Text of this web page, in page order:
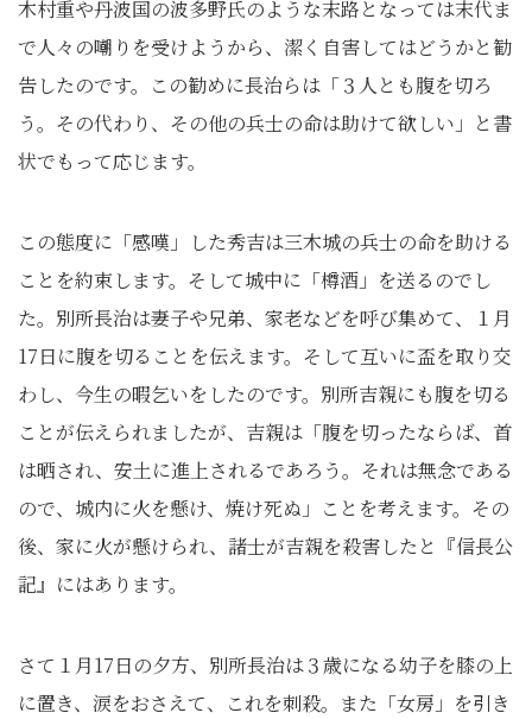
木村重や丹波国の波多野氏のような末路となっては末代ま
で人々の嘲りを受けようから、潔く自害してはどうかと勧
告したのです。この勧めに長治らは「３人とも腹を切ろ
う。その代わり、その他の兵士の命は助けて欲しい」と書
状でもって応じます。
この態度に「感嘆」した秀吉は三木城の兵士の命を助ける
ことを約束します。そして城中に「樽酒」を送るのでし
た。別所長治は妻子や兄弟、家老などを呼び集めて、１月
17日に腹を切ることを伝えます。そして互いに盃を取り交
わし、今生の暇乞いをしたのです。別所吉親にも腹を切る
ことが伝えられましたが、吉親は「腹を切ったならば、首
は晒され、安土に進上されるであろう。それは無念である
ので、城内に火を懸け、焼け死ぬ」ことを考えます。その
後、家に火が懸けられ、諸士が吉親を殺害したと『信長公
記』にはあります。
さて１月17日の夕方、別所長治は３歳になる幼子を膝の上
に置き、涙をおさえて、これを刺殺。また「女房」を引き